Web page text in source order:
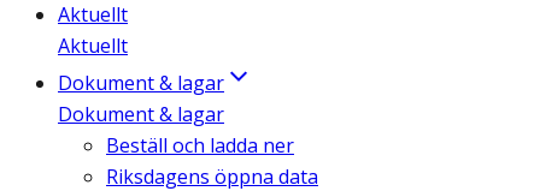
Aktuellt
Aktuellt
Dokument & lagar
Dokument & lagar
Beställ och ladda ner
Riksdagens öppna data